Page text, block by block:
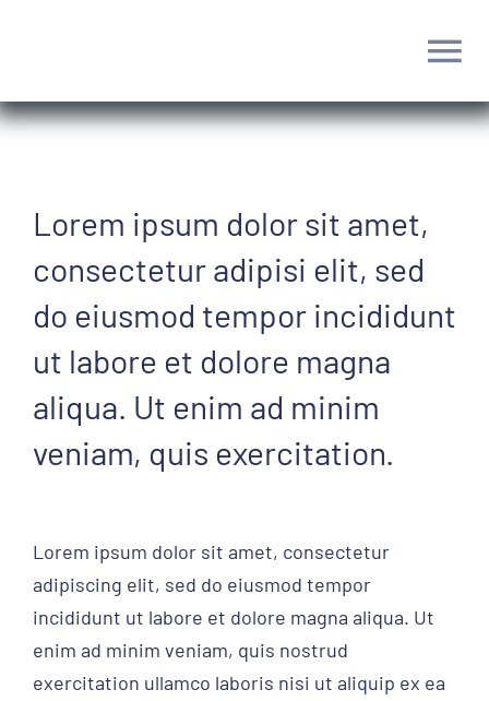
conteúdo
Home
Cirurgia Robótica
Blog
Lorem ipsum dolor sit amet,
consectetur adipisi elit, sed
do eiusmod tempor incididunt
ut labore et dolore magna
aliqua. Ut enim ad minim
veniam, quis exercitation.
Lorem ipsum dolor sit amet, consectetur
adipiscing elit, sed do eiusmod tempor
incididunt ut labore et dolore magna aliqua. Ut
enim ad minim veniam, quis nostrud
exercitation ullamco laboris nisi ut aliquip ex ea